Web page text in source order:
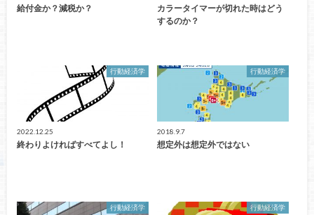
給付金か？減税か？
カラータイマーが切れた時はどう
するのか？
行動経済学
2022.12.25
終わりよければすべてよし！
行動経済学
2018.9.7
想定外は想定外ではない
行動経済学 行動経済学